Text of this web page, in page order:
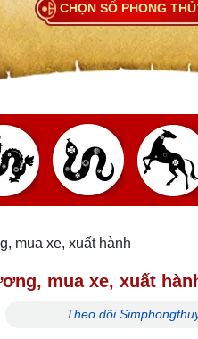
CHỌN SỐ PHONG
mua xe, xuất hành
mua xe, xuất
Theo dõi